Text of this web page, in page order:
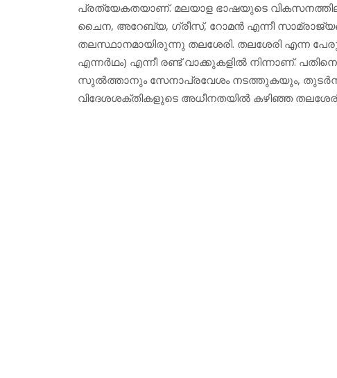
പ്രത്യേകതയാണ്. മലയാള ഭാഷയുടെ
ചൈന, അറേബ്യ, ഗ്രീസ്, റോമന്‍ എന്നീ
തലസ്ഥാനമായിരുന്നു തലശേരി. തലശേരി എന്ന
എന്നര്‍ഥം) എന്നീ രണ്ട് വാക്കുകളില്‍ നിന്നാണ്.
സുല്‍ത്താനും സേനാപ്രവേശം നടത്തുകയും,
വിദേശശക്തികളുടെ അധീനതയില്‍ കഴിഞ്ഞ